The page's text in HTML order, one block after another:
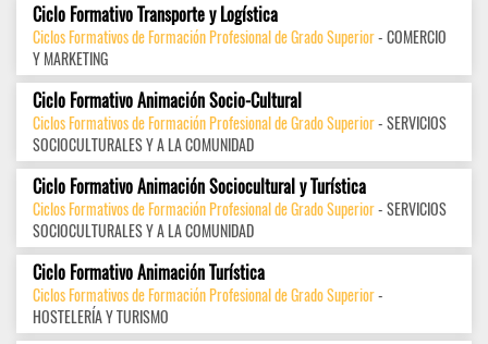
Ciclo Formativo Transporte y Logística
Ciclos Formativos de Formación Profesional de Grado Superior- COMERCIO
Y MARKETING
Ciclo Formativo Animación Socio-Cultural
Ciclos Formativos de Formación Profesional de Grado Superior- SERVICIOS
SOCIOCULTURALES Y A LA COMUNIDAD
Ciclo Formativo Animación Sociocultural y Turística
Ciclos Formativos de Formación Profesional de Grado Superior- SERVICIOS
SOCIOCULTURALES Y A LA COMUNIDAD
Ciclo Formativo Animación Turística
Ciclos Formativos de Formación Profesional de Grado Superior-
HOSTELERÍA Y TURISMO